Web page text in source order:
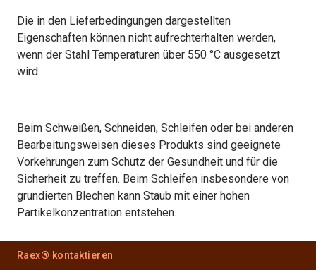
Die in den Lieferbedingungen dargestellten
Eigenschaften können nicht aufrechterhalten werden,
wenn der Stahl Temperaturen über 550 °C ausgesetzt
wird.
Beim Schweißen, Schneiden, Schleifen oder bei anderen
Bearbeitungsweisen dieses Produkts sind geeignete
Vorkehrungen zum Schutz der Gesundheit und für die
Sicherheit zu treffen. Beim Schleifen insbesondere von
grundierten Blechen kann Staub mit einer hohen
Partikelkonzentration entstehen.
Raex® kontaktieren